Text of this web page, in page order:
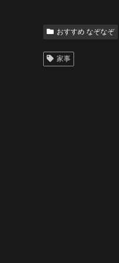
おすすめ なぞなぞ
家事